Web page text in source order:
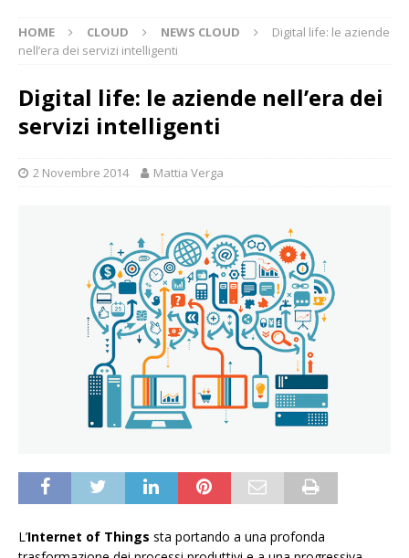
HOME CLOUD NEWS CLOUD
Digital life: le aziende
nell’era dei servizi intelligenti
Digital life: le aziende nell’era dei
servizi intelligenti
2 Novembre 2014 Mattia Verga
L’Internet of Things sta portando a una profonda